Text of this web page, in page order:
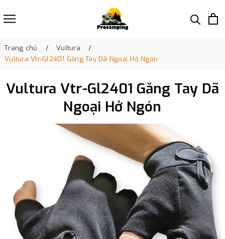
Trang chủ
Vultura
Vultura Vtr-Gl2401 Găng Tay Dã Ngoại Hở Ngón
Vultura Vtr-Gl2401 Găng Tay Dã
Ngoại Hở Ngón